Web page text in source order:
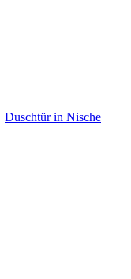
Duschtür in Nische